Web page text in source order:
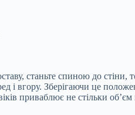
станьте спиною до стіни,
і вгору. Зберігаючи це
приваблює не стільки